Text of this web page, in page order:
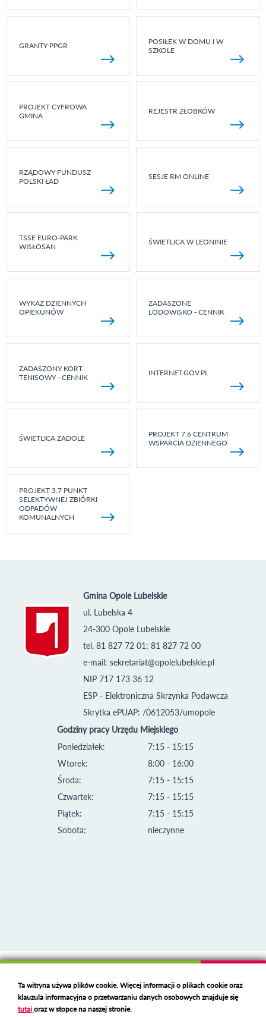
GRANTY PPGR
POSIŁEK W DOMU I W
SZKOLE
PROJEKT CYFROWA
GMINA
REJESTR ŻŁOBKÓW
RZĄDOWY FUNDUSZ
POLSKI ŁAD
SESJE RM ONLINE
TSSE EURO-PARK
WISŁOSAN
ŚWIETLICA W LEONINIE
WYKAZ DZIENNYCH
OPIEKUNÓW
ZADASZONE
LODOWISKO - CENNIK
ZADASZONY KORT
TENISOWY - CENNIK
INTERNET.GOV.PL
ŚWIETLICA ZADOLE
PROJEKT 7.6 CENTRUM
WSPARCIA DZIENNEGO
PROJEKT 3.7 PUNKT
SELEKTYWNEJ ZBIÓRKI
ODPADÓW
KOMUNALNYCH
Gmina Opole Lubelskie
ul. Lubelska 4
24-300 Opole Lubelskie
tel. 81 827 72 01; 81 827 72 00
e-mail: sekretariat@opolelubelskie.pl
NIP 717 173 36 12
ESP - Elektroniczna Skrzynka Podawcza
Skrytka ePUAP: /0612053/umopole
Godziny pracy Urzędu Miejskiego
Poniedziałek:
Wtorek:
Środa:
Czwartek:
Piątek:
Sobota:
7:15 - 15:15
8:00 - 16:00
7:15 - 15:15
7:15 - 15:15
7:15 - 15:15
nieczynne
Deklaracja dostępności
Polski serwer RBLhttps://polspam.pl/
Ta witryna używa plików cookie. Więcej informacji o plikach cookie oraz
klauzula informacyjna o przetwarzaniu danych osobowych znajduje się
tutajoraz w stopce na naszej stronie.